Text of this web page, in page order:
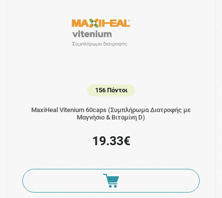
156 Πόντοι
MaxiHeal Vitenium 60caps (Συμπλήρωμα Διατροφής με
Μαγνήσιο & Βιταμίνη D)
19.33€